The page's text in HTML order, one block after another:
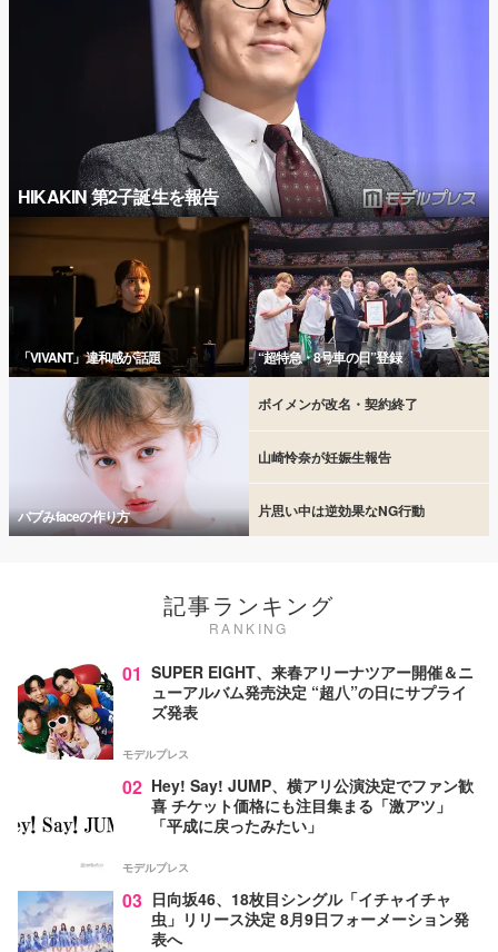
HIKAKIN 第2子誕生を報告
「VIVANT」違和感が話題 “超特急・8号車の日”登録
バブみfaceの作り方
ボイメンが改名・契約終了
山崎怜奈が妊娠生報告
片思い中は逆効果なNG行動
記事ランキング
RANKING
01 SUPER EIGHT、来春アリーナツアー開催＆ニ
ューアルバム発売決定 “超八”の日にサプライ
ズ発表
モデルプレス
02 Hey! Say! JUMP、横アリ公演決定でファン歓
喜 チケット価格にも注目集まる「激アツ」
「平成に戻ったみたい」
モデルプレス
03 日向坂46、18枚目シングル「イチャイチャ
虫」リリース決定 8月9日フォーメーション発
表へ